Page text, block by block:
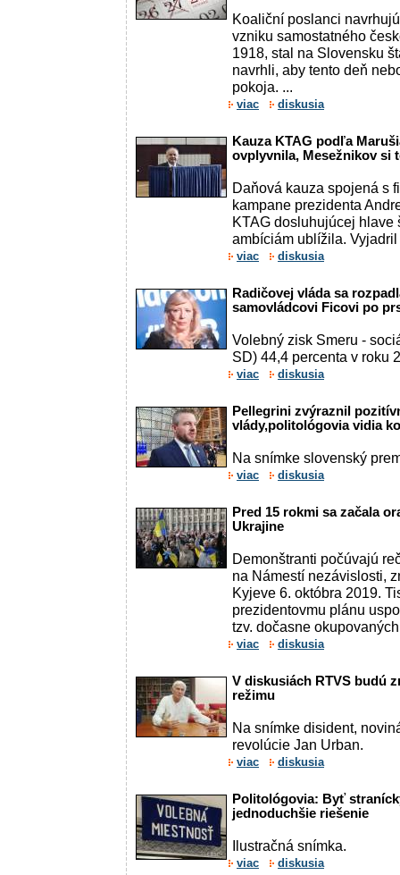
Koaliční poslanci
vzniku samostatného
1918, stal na Slovensku
navrhli, aby tento deň
pokoja. ...
viac diskusia
Kauza KTAG podľa
ovplyvnila, Mesežnikov si
Daňová kauza spojená s
kampane prezidenta
KTAG dosluhujúcej hlave
ambíciám ublížila. Vyjadril
viac diskusia
Radičovej vláda sa
samovládcovi Ficovi po
Volebný zisk Smeru -
SD) 44,4 percenta v roku
viac diskusia
Pellegrini zvýraznil
vlády,politológovia vidia
Na snímke slovenský
viac diskusia
Pred 15 rokmi sa začala
Ukrajine
Demonštranti počúvajú
na Námestí nezávislosti,
Kyjeve 6. októbra 2019.
prezidentovmu plánu
tzv. dočasne
viac diskusia
V diskusiách RTVS budú
režimu
Na snímke disident,
revolúcie Jan Urban.
viac diskusia
Politológovia: Byť
jednoduchšie riešenie
Ilustračná snímka.
viac diskusia